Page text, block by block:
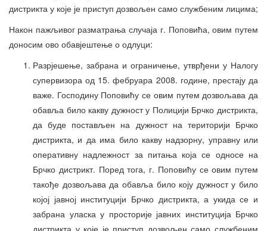
дистрикта у које је приступ дозвољен само службеним лицима;
Након пажљивог разматрања случаја г. Поповића, овим путем
доносим ово обавјештење о одлуци:
Разрјешење, забрана и ограничење, утврђени у Налогу
супервизора од 15. фебруара 2008. године, престају да
важе. Господину Поповићу се овим путем дозвољава да
обавља било какву дужност у Полицији Брчко дистрикта,
да буде постављен на дужност на територији Брчко
дистрикта, и да има било какву надзорну, управну или
оперативну надлежност за питања која се односе на
Брчко дистрикт. Поред тога, г. Поповићу се овим путем
такође дозвољава да обавља било коју дужност у било
којој јавној институцији Брчко дистрикта, а укида се и
забрана уласка у просторије јавних институција Брчко
дистрикта у које је приступ дозвољен само службеним